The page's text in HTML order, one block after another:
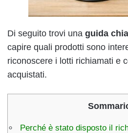
Di seguito trovi una guida
capire quali prodotti sono
riconoscere i lotti richiamati e
acquistati.
Perché è stato disposto il